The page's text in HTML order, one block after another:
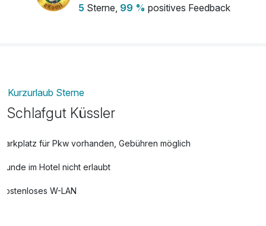
5 Sterne, 99 % positives Feedback
Kurzurlaub Sterne
Schlafgut Küssler
Parkplatz für Pkw vorhanden, Gebühren möglich
Hunde im Hotel nicht erlaubt
Kostenloses W-LAN